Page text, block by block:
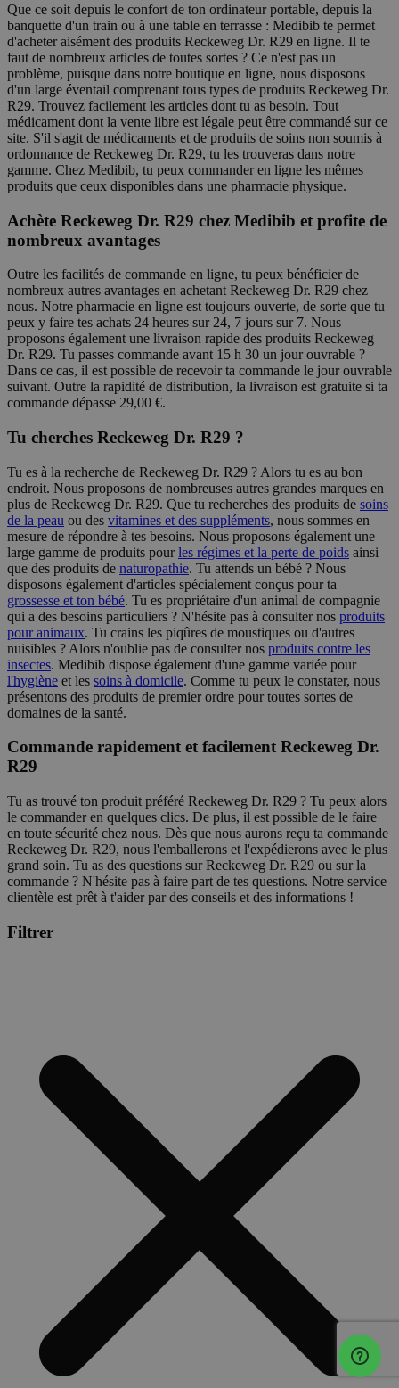
Que ce soit depuis le confort de ton ordinateur portable, depuis la
banquette d'un train ou à une table en terrasse : Medibib te permet
d'acheter aisément des produits Reckeweg Dr. R29 en ligne. Il te
faut de nombreux articles de toutes sortes ? Ce n'est pas un
problème, puisque dans notre boutique en ligne, nous disposons
d'un large éventail comprenant tous types de produits Reckeweg Dr.
R29. Trouvez facilement les articles dont tu as besoin. Tout
médicament dont la vente libre est légale peut être commandé sur ce
site. S'il s'agit de médicaments et de produits de soins non soumis à
ordonnance de Reckeweg Dr. R29, tu les trouveras dans notre
gamme. Chez Medibib, tu peux commander en ligne les mêmes
produits que ceux disponibles dans une pharmacie physique.
Achète Reckeweg Dr. R29 chez Medibib et profite de
nombreux avantages
Outre les facilités de commande en ligne, tu peux bénéficier de
nombreux autres avantages en achetant Reckeweg Dr. R29 chez
nous. Notre pharmacie en ligne est toujours ouverte, de sorte que tu
peux y faire tes achats 24 heures sur 24, 7 jours sur 7. Nous
proposons également une livraison rapide des produits Reckeweg
Dr. R29. Tu passes commande avant 15 h 30 un jour ouvrable ?
Dans ce cas, il est possible de recevoir ta commande le jour ouvrable
suivant. Outre la rapidité de distribution, la livraison est gratuite si ta
commande dépasse 29,00 €.
Tu cherches Reckeweg Dr. R29 ?
Tu es à la recherche de Reckeweg Dr. R29 ? Alors tu es au bon
endroit. Nous proposons de nombreuses autres grandes marques en
plus de Reckeweg Dr. R29. Que tu recherches des produits de soins
de la peau ou des vitamines et des suppléments, nous sommes en
mesure de répondre à tes besoins. Nous proposons également une
large gamme de produits pourles régimes et la perte de poids ainsi
que des produits de naturopathie. Tu attends un bébé ? Nous
disposons également d'articles spécialement conçus pour ta
grossesse et ton bébé. Tu es propriétaire d'un animal de compagnie
qui a des besoins particuliers ? N'hésite pas à consulter nos produits
pour animaux. Tu crains les piqûres de moustiques ou d'autres
nuisibles ? Alors n'oublie pas de consulter nos produits contre les
insectes. Medibib dispose également d'une gamme variée pour
l'hygiène et les soins à domicile. Comme tu peux le constater, nous
présentons des produits de premier ordre pour toutes sortes de
domaines de la santé.
Commande rapidement et facilement Reckeweg Dr.
R29
Tu as trouvé ton produit préféré Reckeweg Dr. R29 ? Tu peux alors
le commander en quelques clics. De plus, il est possible de le faire
en toute sécurité chez nous. Dès que nous aurons reçu ta commande
Reckeweg Dr. R29, nous l'emballerons et l'expédierons avec le plus
grand soin. Tu as des questions sur Reckeweg Dr. R29 ou sur la
commande ? N'hésite pas à faire part de tes questions. Notre service
clientèle est prêt à t'aider par des conseils et des informations !
Filtrer